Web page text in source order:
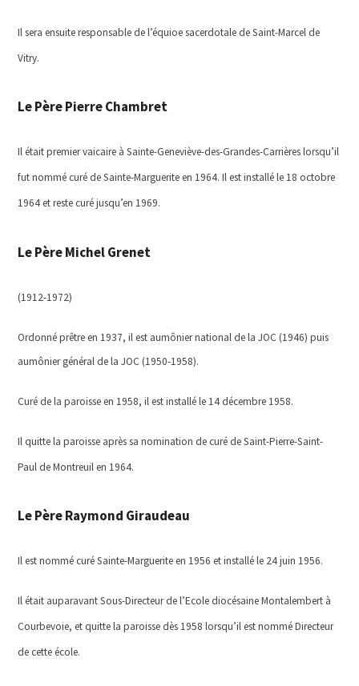
Il sera ensuite responsable de l’équioe sacerdotale de Saint-Marcel de
Vitry.
Le Père Pierre Chambret
Il était premier vaicaire à Sainte-Geneviève-des-Grandes-Carrières lorsqu’il
fut nommé curé de Sainte-Marguerite en 1964. Il est installé le 18 octobre
1964 et reste curé jusqu’en 1969.
Le Père Michel Grenet
(1912-1972)
Ordonné prêtre en 1937, il est aumônier national de la JOC (1946) puis
aumônier général de la JOC (1950-1958).
Curé de la paroisse en 1958, il est installé le 14 décembre 1958.
Il quitte la paroisse après sa nomination de curé de Saint-Pierre-Saint-
Paul de Montreuil en 1964.
Le Père Raymond Giraudeau
Il est nommé curé Sainte-Marguerite en 1956 et installé le 24 juin 1956.
Il était auparavant Sous-Directeur de l’Ecole diocésaine Montalembert à
Courbevoie, et quitte la paroisse dès 1958 lorsqu’il est nommé Directeur
de cette école.